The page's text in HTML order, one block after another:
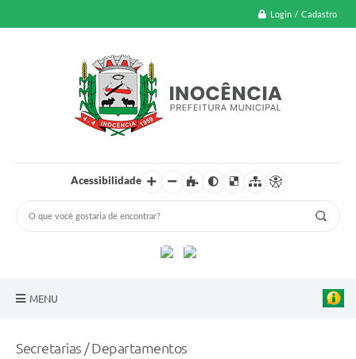
Login / Cadastro
Acessibilidade
MENU
Secretarias / Departamentos